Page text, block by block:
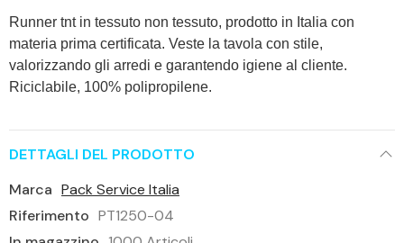
Runner tnt in tessuto non tessuto, prodotto in Italia con
materia prima certificata. Veste la tavola con stile,
valorizzando gli arredi e garantendo igiene al cliente.
Riciclabile, 100% polipropilene.
DETTAGLI DEL PRODOTTO
Marca Pack Service Italia
Riferimento PT1250-04